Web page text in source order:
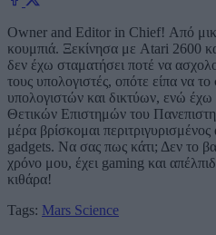
Owner and Editor in Chief! Από
κουμπιά. Ξεκίνησα με Atari 2600
δεν έχω σταματήσει ποτέ να
τους υπολογιστές, οπότε είπα να
υπολογιστών και δικτύων, ενώ
Θετικών Επιστημών του
μέρα βρίσκομαι
gadgets. Να σας πως κάτι; Δεν το
χρόνο μου, έχει gaming και
κιθάρα!
Tags: Mars Science